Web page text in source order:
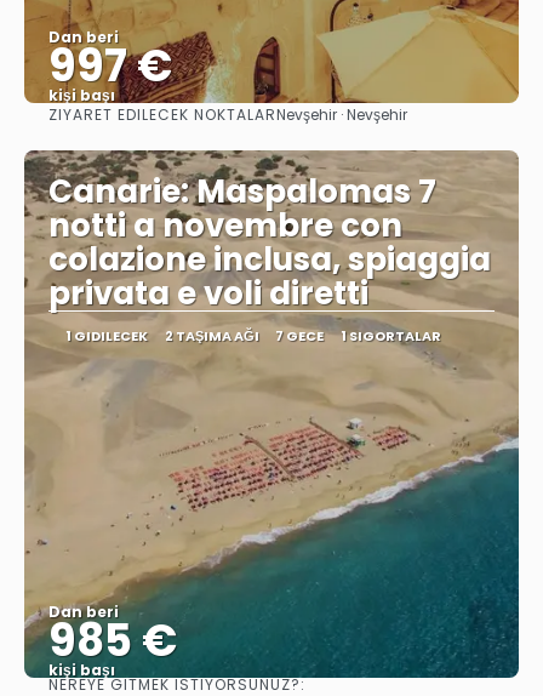
Dan beri
997 €
kişi başı
Görüntüle
ZIYARET EDILECEK NOKTALARNevşehir · Nevşehir
Canarie: Maspalomas 7
notti a novembre con
colazione inclusa, spiaggia
privata e voli diretti
1 GIDILECEK 2 TAŞIMA AĞI 7 GECE 1 SIGORTALAR
Dan beri
985 €
kişi başı
NEREYE GITMEK ISTIYORSUNUZ?: